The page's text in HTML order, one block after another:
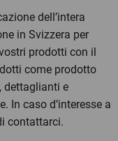
dell’intera
in Svizzera per
prodotti con il
come prodotto
dettaglianti e
In caso d’interesse a
contattarci.